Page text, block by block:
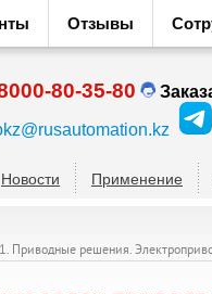
Отзывы
80-35-80
Новости Применение
Приводные решения.